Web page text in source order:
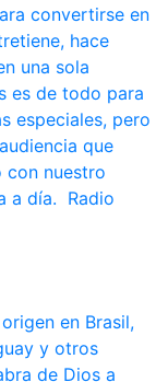
convertirse en
hace
una sola
es de todo para
especiales, pero
que
con nuestro
a día. Radio
en Brasil,
y otros
de Dios a